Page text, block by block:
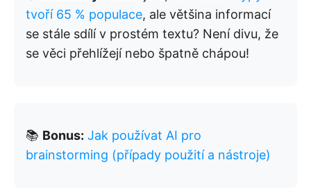
tvoří 65 % populace, ale většina informací
se stále sdílí v prostém textu? Není divu, že
se věci přehlížejí nebo špatně chápou!
📚 Bonus: Jak používat AI pro
brainstorming (případy použití a nástroje)